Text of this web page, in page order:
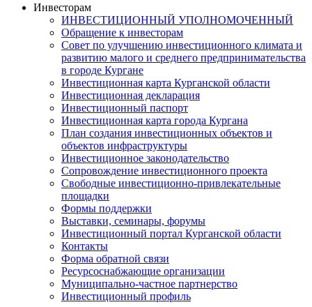
Инвесторам
ИНВЕСТИЦИОННЫЙ УПОЛНОМОЧЕННЫЙ
Обращение к инвесторам
Совет по улучшению инвестиционного климата и
развитию малого и среднего предпринимательства
в городе Кургане
Инвестиционная карта Курганской области
Инвестиционная декларация
Инвестиционный паспорт
Инвестиционная карта города Кургана
План создания инвестиционных объектов и
объектов инфраструктуры
Инвестиционное законодательство
Сопровождение инвестиционного проекта
Свободные инвестиционно-привлекательные
площадки
Формы поддержки
Выставки, семинары, форумы
Инвестиционный портал Курганской области
Контакты
Форма обратной связи
Ресурсоснабжающие организации
Муниципально-частное партнерство
Инвестиционный профиль